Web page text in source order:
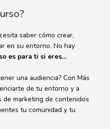
saber cómo crear,
en su entorno. No hay
es para ti si eres…
una audiencia? Con Más
de tu entorno y a
de marketing de contenidos
tu comunidad y tu